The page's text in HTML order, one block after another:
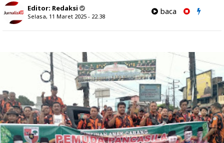
Editor: Redaksi
Selasa, 11 Maret 2025 - 22.38
baca